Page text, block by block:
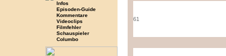
Infos
Episoden-Guide
Kommentare
Videoclips
Filmfehler
Schauspieler
Columbo
61